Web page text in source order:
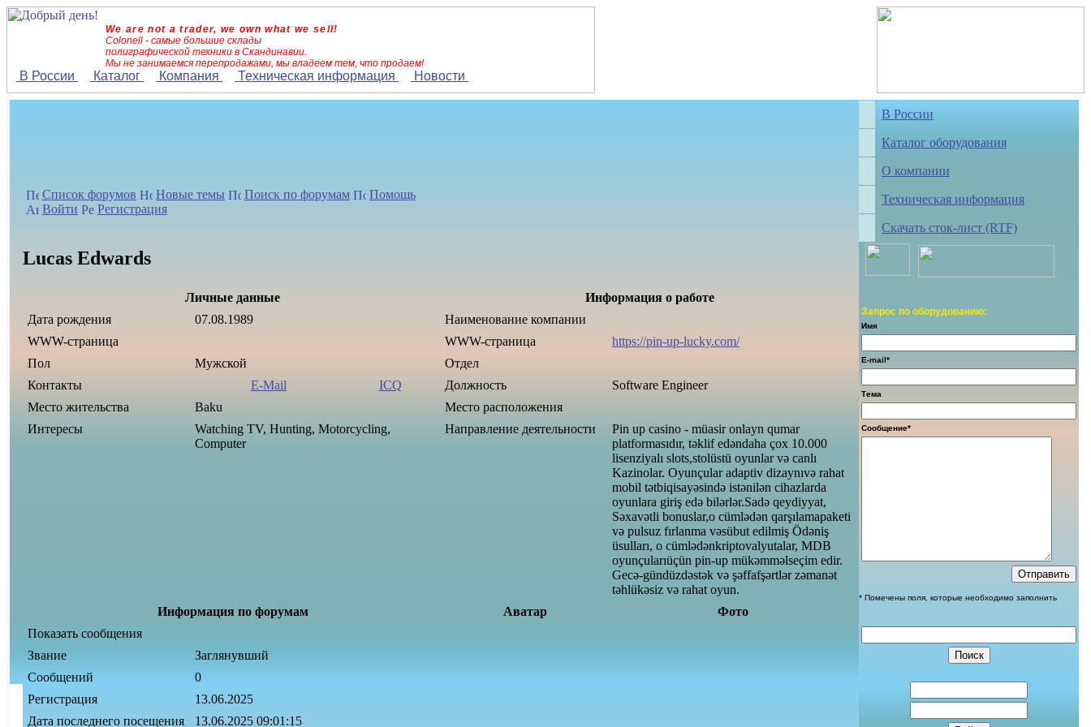
We are not a trader, we own what we sell!
Colonell - самые большие склады
полиграфической техники в Скандинавии.
Мы не занимаемся перепродажами, мы владеем тем, что продаем!
В России Каталог Компания Техническая информация Новости
Список форумов Новые темы Поиск по форумам
Помощь
Войти
Регистрация
Lucas Edwards
Личные данные
Информация о работе
Дата рождения
07.08.1989
Наименование компании
WWW-страница
WWW-страница
https://pin-up-lucky.com/
Пол
Мужской
Отдел
Контакты
E-Mail ICQ Должность
Software Engineer
Место жительства
Baku
Место расположения
Интересы
Watching TV, Hunting, Motorcycling,
Computer
Направление деятельности
Pin up casino - müasir onlayn qumar
platformasıdır, təklif edəndaha çox 10.000
lisenziyalı slots,stolüstü oyunlar və canlı
Kazinolar. Oyunçular adaptiv dizaynıvə rahat
mobil tətbiqisayəsində istənilən cihazlarda
oyunlara giriş edə bilərlər.Sadə qeydiyyat,
Səxavətli bonuslar,o cümlədən qarşılamapaketi
və pulsuz fırlanma vəsübut edilmiş Ödəniş
üsulları, o cümlədənkriptovalyutalar, MDB
oyunçularıüçün pin-up mükəmməlseçim edir.
Gecə-gündüzdəstək və şəffafşərtlər zəmanət
təhlükəsiz və rahat oyun.
Информация по форумам
Аватар
Фото
Показать сообщения
Звание
Заглянувший
Cообщений
0
Регистрация
13.06.2025
Дата последнего посещения
13.06.2025 09:01:15
В России
Каталог оборудования
О компании
Техническая информация
Скачать сток-лист (RTF)
Запрос по оборудованию:
Имя
E-mail*
Тема
Сообщение*
* Помечены поля, которые необходимо заполнить